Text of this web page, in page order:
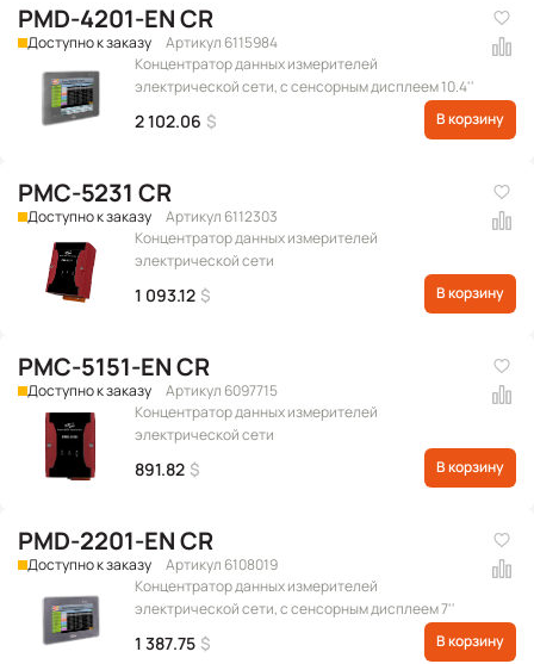
PMD-4201-EN CR
Доступно к заказу
Артикул 6115984
Концентратор данных измерителей
электрической сети, с сенсорным дисплеем 10.4''
2 102.06 $ В корзину
PMC-5231 CR
Доступно к заказу
Артикул 6112303
Концентратор данных измерителей
электрической сети
1 093.12 $ В корзину
PMC-5151-EN CR
Доступно к заказу
Артикул 6097715
Концентратор данных измерителей
электрической сети
891.82 $ В корзину
PMD-2201-EN CR
Доступно к заказу
Артикул 6108019
Концентратор данных измерителей
электрической сети, с сенсорным дисплеем 7''
1 387.75 $ В корзину